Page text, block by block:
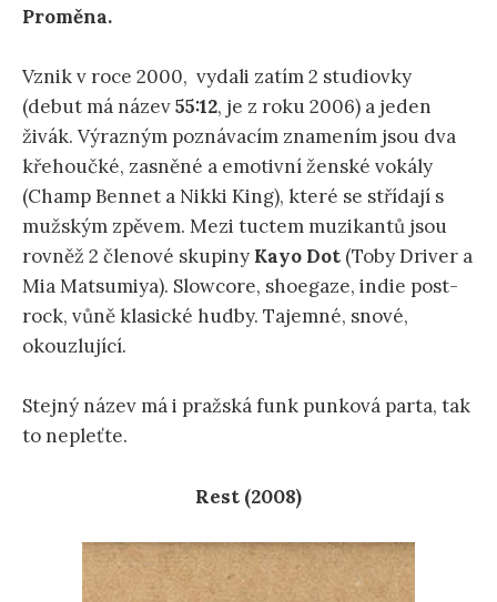
Proměna.
Vznik v roce 2000, vydali zatím 2 studiovky
(debut má název55:12, je z roku 2006) a jeden
živák. Výrazným poznávacím znamením jsou dva
křehoučké, zasněné a emotivní ženské vokály
(Champ Bennet a Nikki King), které se střídají s
mužským zpěvem. Mezi tuctem muzikantů jsou
rovněž 2 členové skupiny Kayo Dot (Toby Driver a
Mia Matsumiya). Slowcore, shoegaze, indie post-
rock, vůně klasické hudby. Tajemné, snové,
okouzlující.
Stejný název má i pražská funk punková parta, tak
to nepleťte.
Rest (2008)